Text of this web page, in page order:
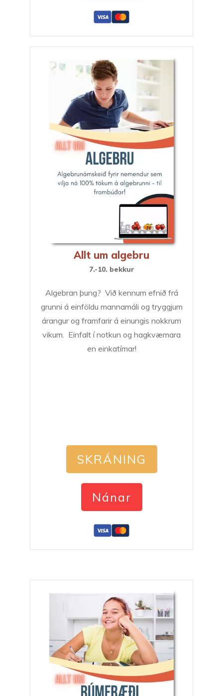
Allt um algebru
7.-10. bekkur
Algebran þung? Við kennum efnið frá
grunni á einföldu mannamáli og tryggjum
árangur og framfarir á einungis nokkrum
vikum. Einfalt í notkun og hagkvæmara
en einkatímar!
SKRÁNING
Nánar